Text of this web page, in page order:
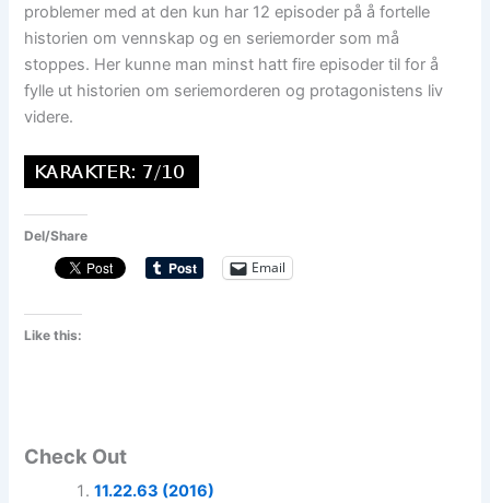
problemer med at den kun har 12 episoder på å fortelle
historien om vennskap og en seriemorder som må
stoppes. Her kunne man minst hatt fire episoder til for å
fylle ut historien om seriemorderen og protagonistens liv
videre.
Del/Share
Email
Like this:
Check Out
11.22.63 (2016)